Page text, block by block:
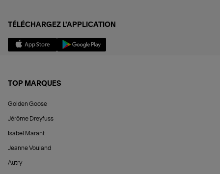
TÉLÉCHARGEZ L'APPLICATION
TOP MARQUES
Golden Goose
Jérôme Dreyfuss
Isabel Marant
Jeanne Vouland
Autry